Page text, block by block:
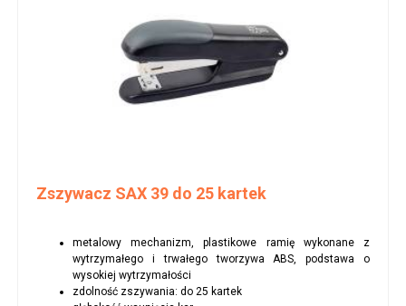
Zszywacz SAX 39 do 25 kartek
metalowy mechanizm, plastikowe ramię wykonane z
wytrzymałego i trwałego tworzywa ABS, podstawa o
wysokiej wytrzymałości
zdolność zszywania: do 25 kartek